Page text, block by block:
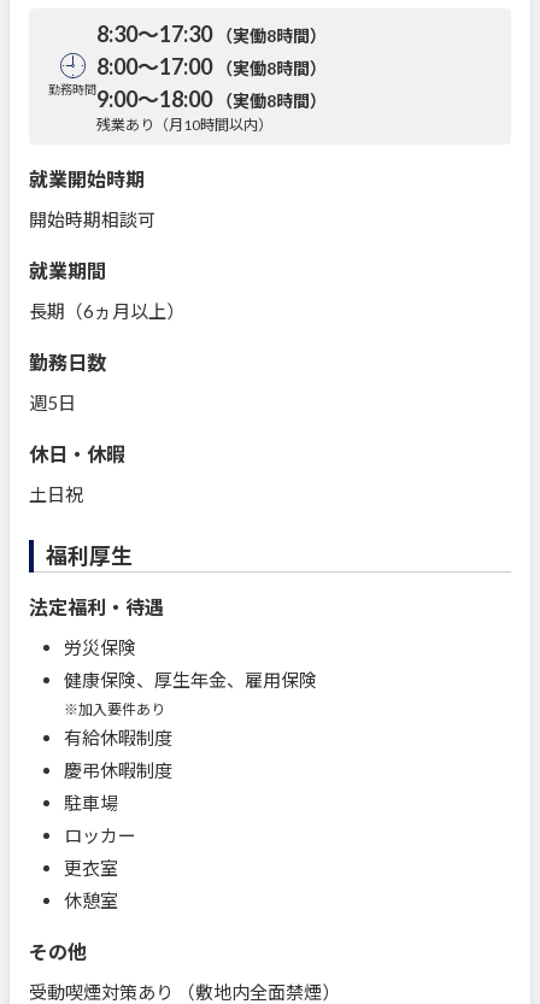
勤務時間
8:30～17:30 （実働8時間）
8:00～17:00 （実働8時間）
9:00～18:00 （実働8時間）
残業あり（月10時間以内）
就業開始時期
開始時期相談可
就業期間
長期（6ヵ月以上）
勤務日数
週5日
休日・休暇
土日祝
福利厚生
法定福利・待遇
労災保険
健康保険、厚生年金、雇用保険
※加入要件あり
有給休暇制度
慶弔休暇制度
駐車場
ロッカー
更衣室
休憩室
その他
受動喫煙対策あり （敷地内全面禁煙）